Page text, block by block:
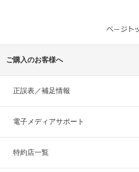
ご購入のお客様へ
正誤表／補足情報
電子メディアサポート
特約店一覧